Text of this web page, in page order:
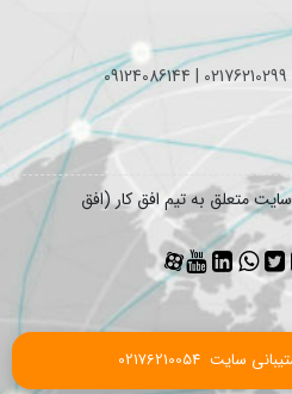
متعلق به تیم افق کار (افق
02176210054